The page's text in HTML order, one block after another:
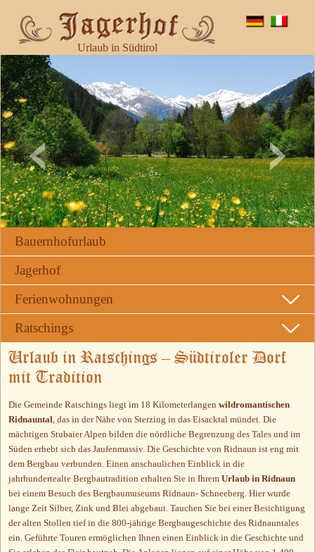
Urlaub in Südtirol
Bauernhofurlaub
Jagerhof
Ferienwohnungen
Ratschings
Urlaub in Ratschings – Südtiroler Dorf
mit Tradition
Die Gemeinde Ratschings liegt im 18 Kilometerlangenwildromantischen
Ridnauntal, das in der Nähe von Sterzing in das Eisacktal mündet. Die
mächtigen Stubaier Alpen bilden die nördliche Begrenzung des Tales und im
Süden erhebt sich das Jaufenmassiv. Die Geschichte von Ridnaun ist eng mit
dem Bergbau verbunden. Einen anschaulichen Einblick in die
jahrhundertealte Bergbautradition erhalten Sie in IhremUrlaub in Ridnaun
bei einem Besuch des Bergbaumuseums Ridnaun- Schneeberg. Hier wurde
lange Zeit Silber, Zink und Blei abgebaut. Tauchen Sie bei einer Besichtigung
der alten Stollen tief in die 800-jährige Bergbaugeschichte des Ridnauntales
ein. Geführte Touren ermöglichen Ihnen einen Einblick in die Geschichte und